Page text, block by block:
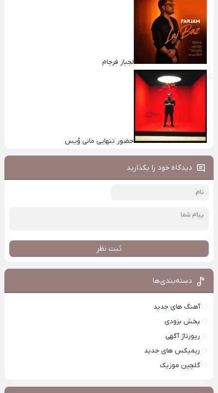
لجباز فرجام
حضور تنهایی مانی وُیس
دیدگاه خود را بگذارید
ثبت نظر
دسته‌بندی‌ها
آهنگ های جدید
پخش بزودی
رپورتاژ آگهی
ریمیکس های جدید
گلچین موزیک